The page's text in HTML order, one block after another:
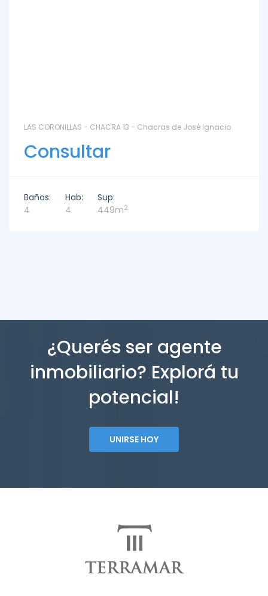
LAS CORONILLAS - CHACRA 13 - Chacras de José Ignacio
Consultar
Baños:
4
Hab:
4
Sup:
449m2
¿Querés ser agente
inmobiliario? Explorá tu
potencial!
UNIRSE HOY